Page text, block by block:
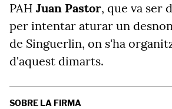
PAH Juan Pastor, que va ser
per intentar aturar un
de Singuerlin, on s'ha
d'aquest dimarts.
SOBRE LA FIRMA